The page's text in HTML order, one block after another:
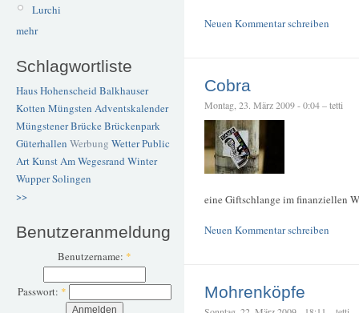
Lurchi
mehr
Schlagwortliste
Haus Hohenscheid Balkhauser
Kotten Müngsten Adventskalender
Müngstener BrückeBrückenpark
Güterhallen Werbung WetterPublic
ArtKunstAm Wegesrand Winter
WupperSolingen
>>
Benutzeranmeldung
Benutzername: *
Passwort: *
Neuen Kommentar schreiben
Cobra
Montag, 23. März 2009 - 0:04 – tetti
eine Giftschlange im finanziellen
Neuen Kommentar schreiben
Mohrenköpfe